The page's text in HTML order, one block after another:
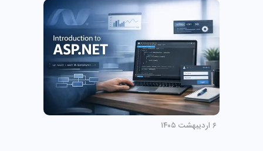
۶ اردیبهشت ۱۴۰۵